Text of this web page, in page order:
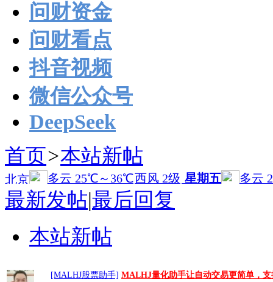
问财资金
问财看点
抖音视频
微信公众号
DeepSeek
首页>本站新帖
最新发帖|最后回复
本站新帖
[MALHJ股票助手] MALHJ量化助手让自动交易更简单，